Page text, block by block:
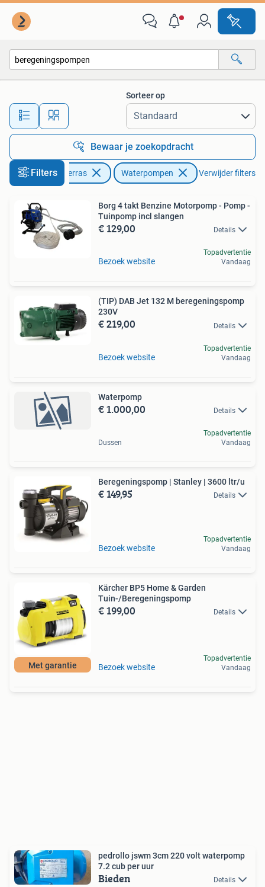
Alle afstanden…
Sorteer op
Bewaar je zoekopdracht
Filters
Tuin en Terras Waterpompen Verwijder filters
Borg 4 takt Benzine Motorpomp - Pomp -
Tuinpomp incl slangen
€ 129,00 Details
Bezoek website
Topadvertentie
Vandaag
(TIP) DAB Jet 132 M beregeningspomp
230V
€ 219,00 Details
Bezoek website
Topadvertentie
Vandaag
Waterpomp
€ 1.000,00 Details
Dussen
Topadvertentie
Vandaag
Beregeningspomp | Stanley | 3600 ltr/u
€ 149,95 Details
Bezoek website
Topadvertentie
Vandaag
Met garantie
Kärcher BP5 Home & Garden
Tuin-/Beregeningspomp
€ 199,00 Details
Bezoek website
Topadvertentie
Vandaag
pedrollo jswm 3cm 220 volt waterpomp
7.2 cub per uur
Bieden Details